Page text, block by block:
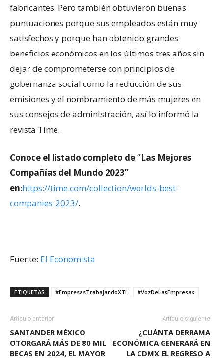
fabricantes. Pero también obtuvieron buenas
puntuaciones porque sus empleados están muy
satisfechos y porque han obtenido grandes
beneficios económicos en los últimos tres años sin
dejar de comprometerse con principios de
gobernanza social como la reducción de sus
emisiones y el nombramiento de más mujeres en
sus consejos de administración, así lo informó la
revista Time.
Conoce el listado completo de “Las Mejores
Compañías del Mundo 2023”
en:https://time.com/collection/worlds-best-
companies-2023/.
Fuente: El Economista
ETIQUETAS #EmpresasTrabajandoXTi #VozDeLasEmpresas
Artículo anterior
SANTANDER MÉXICO
OTORGARÁ MÁS DE 80 MIL
BECAS EN 2024, EL MAYOR
Artículo siguiente
¿CUÁNTA DERRAMA
ECONÓMICA GENERARÁ EN
LA CDMX EL REGRESO A